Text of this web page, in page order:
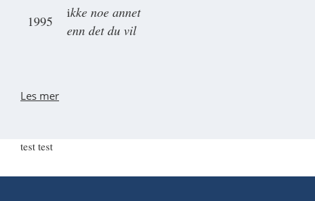
1995
ikke noe annet
enn det du vil
Les mer
test test